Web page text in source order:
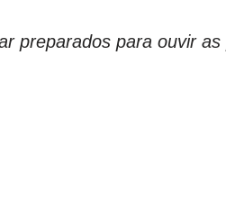
preparados para ouvir